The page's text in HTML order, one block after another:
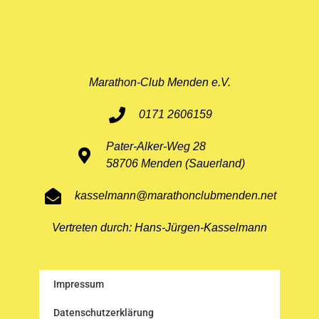
Marathon-Club Menden e.V.
0171 2606159
Pater-Alker-Weg 28
58706 Menden (Sauerland)
kasselmann@marathonclubmenden.net
Vertreten durch: Hans-Jürgen-Kasselmann
Impressum
Datenschutzerklärung